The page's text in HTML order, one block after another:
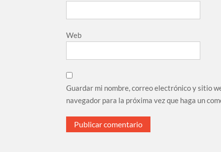
Web
Guardar mi nombre, correo electrónico y sitio
navegador para la próxima vez que haga un